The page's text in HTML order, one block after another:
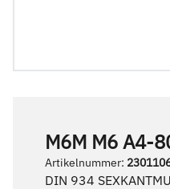
M6M M6 A4-
Artikelnummer:
DIN 934